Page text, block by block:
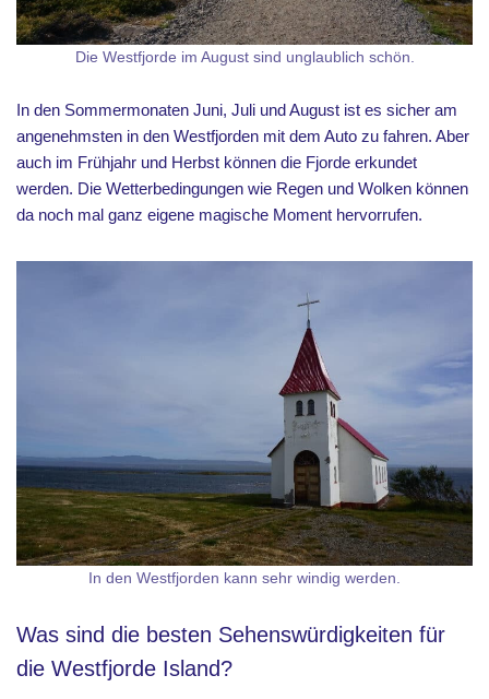
Die Westfjorde im August sind unglaublich schön.
In den Sommermonaten Juni, Juli und August ist es sicher am
angenehmsten in den Westfjorden mit dem Auto zu fahren. Aber
auch im Frühjahr und Herbst können die Fjorde erkundet
werden. Die Wetterbedingungen wie Regen und Wolken können
da noch mal ganz eigene magische Moment hervorrufen.
In den Westfjorden kann sehr windig werden.
Was sind die besten Sehenswürdigkeiten für
die Westfjorde Island?